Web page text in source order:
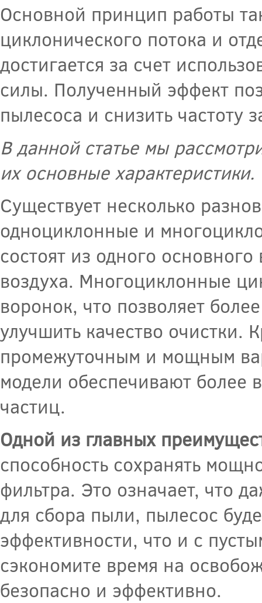
Основной принцип работы
циклонического потока и
достигается за счет
силы. Полученный эффект
пылесоса и снизить частоту
В данной статье мы
их основные характеристики.
Существует несколько
одноциклонные и
состоят из одного
воздуха. Многоциклонные
воронок, что позволяет
улучшить качество очистки.
промежуточным и мощным
модели обеспечивают более
частиц.
Одной из главных
способность сохранять
фильтра. Это означает, что
для сбора пыли, пылесос
эффективности, что и с
сэкономите время на
безопасно и эффективно.